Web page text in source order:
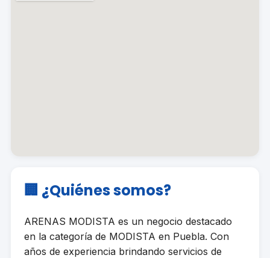
🏢 ¿Quiénes somos?
ARENAS MODISTA es un negocio destacado
en la categoría de MODISTA en Puebla. Con
años de experiencia brindando servicios de